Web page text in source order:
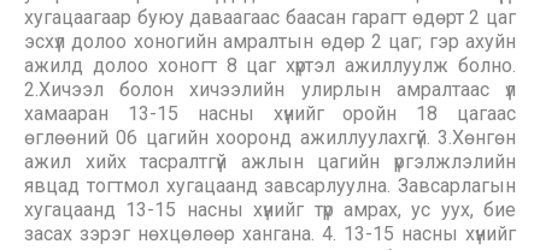
хугацаагаар буюу даваагаас баасан гарагт өдөрт 2 цаг
эсхүл долоо хоногийн амралтын өдөр 2 цаг; гэр ахуйн
ажилд долоо хоногт 8 цаг хүртэл ажиллуулж болно.
2.Хичээл болон хичээлийн улирлын амралтаас үл
хамааран 13-15 насны хүнийг оройн 18 цагаас
өглөөний 06 цагийн хооронд ажиллуулахгүй. 3.Хөнгөн
ажил хийх тасралтгүй ажлын цагийн үргэлжлэлийн
явцад тогтмол хугацаанд завсарлуулна. Завсарлагын
хугацаанд 13-15 насны хүнийг түр амрах, ус уух, бие
засах зэрэг нөхцөлөөр хангана. 4. 13-15 насны хүнийг